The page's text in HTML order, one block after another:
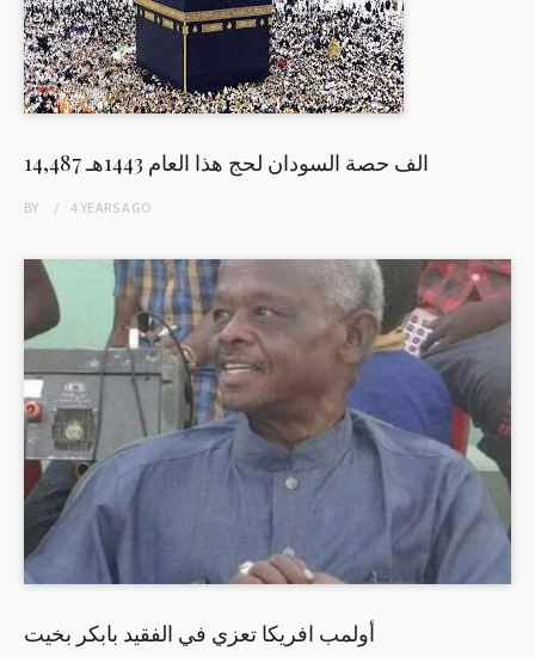
14,487 الف حصة السودان لحج هذا العام 1443هـ
BY 4 YEARSAGO
أولمب افريكا تعزي في الفقيد بابكر بخيت